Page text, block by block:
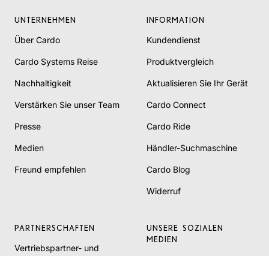
UNTERNEHMEN
Über Cardo
Cardo Systems Reise
Nachhaltigkeit
Verstärken Sie unser Team
Presse
Medien
Freund empfehlen
INFORMATION
Kundendienst
Produktvergleich
Aktualisieren Sie Ihr Gerät
Cardo Connect
Cardo Ride
Händler-Suchmaschine
Cardo Blog
Widerruf
PARTNERSCHAFTEN
Vertriebspartner- und
UNSERE SOZIALEN
MEDIEN